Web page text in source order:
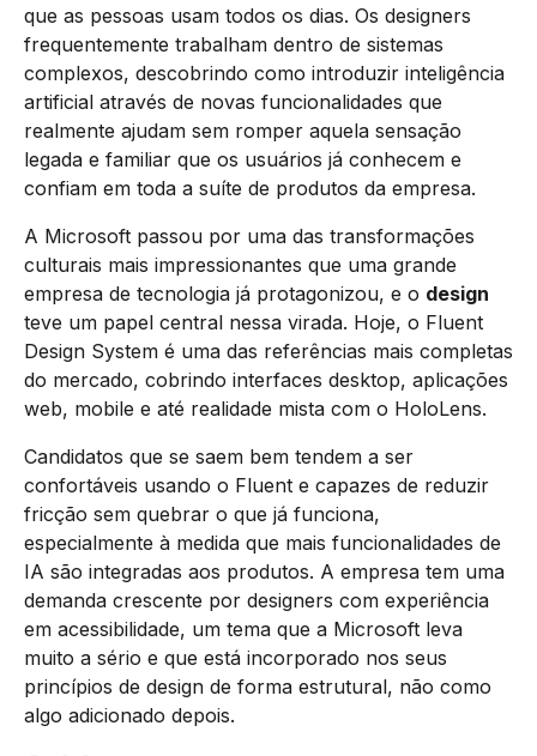
que as pessoas usam todos os dias. Os designers
frequentemente trabalham dentro de sistemas
complexos, descobrindo como introduzir inteligência
artificial através de novas funcionalidades que
realmente ajudam sem romper aquela sensação
legada e familiar que os usuários já conhecem e
confiam em toda a suíte de produtos da empresa.
A Microsoft passou por uma das transformações
culturais mais impressionantes que uma grande
empresa de tecnologia já protagonizou, e o design
teve um papel central nessa virada. Hoje, o Fluent
Design System é uma das referências mais completas
do mercado, cobrindo interfaces desktop, aplicações
web, mobile e até realidade mista com o HoloLens.
Candidatos que se saem bem tendem a ser
confortáveis usando o Fluent e capazes de reduzir
fricção sem quebrar o que já funciona,
especialmente à medida que mais funcionalidades de
IA são integradas aos produtos. A empresa tem uma
demanda crescente por designers com experiência
em acessibilidade, um tema que a Microsoft leva
muito a sério e que está incorporado nos seus
princípios de design de forma estrutural, não como
algo adicionado depois.